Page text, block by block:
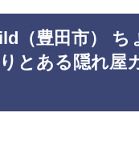
（豊田市） ち
とある隠れ屋